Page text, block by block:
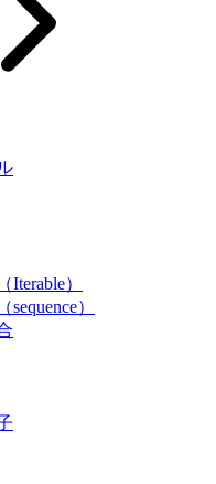
）
）